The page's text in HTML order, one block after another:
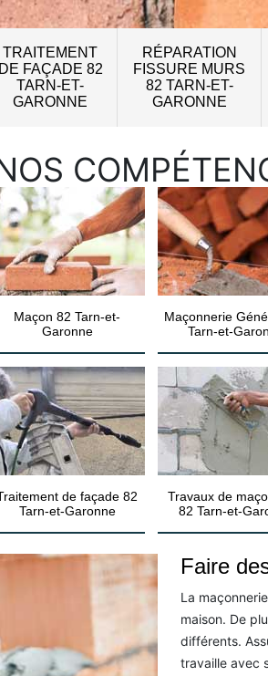
TRAITEMENT
DE FAÇADE 82
TARN-ET-
GARONNE
RÉPARATION
FISSURE MURS
82 TARN-ET-
GARONNE
Maçon 82 Tarn-et-
Garonne
Maçonnerie
Tarn-et-
de façade 82
Tarn-et-Garonne
Travaux de
82 Tarn-et-
Faire
La
maison. De
différents.
travaille avec